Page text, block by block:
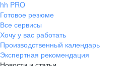
hh PRO
Готовое резюме
Все сервисы
Хочу у вас работать
Производственный календарь
Экспертная рекомендация